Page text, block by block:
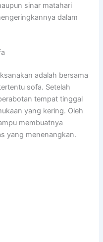
sinar matahari
dalam
adalah bersama
sofa. Setelah
tempat tinggal
yang kering. Oleh
membuatnya
yang menenangkan.